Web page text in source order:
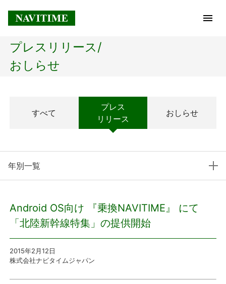
トップページ
経営理念
プレスリリース
プレスリリース
プレスリリース/
おしらせ
すべて
プレス
リリース
おしらせ
年別一覧
Android OS向け 『乗換NAVITIME』 にて
「北陸新幹線特集」の提供開始
2015年2月12日
株式会社ナビタイムジャパン